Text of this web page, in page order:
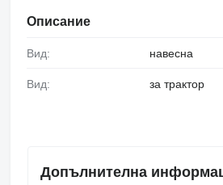
Описание
Вид: навесна
Вид: за трактор
Допълнителна